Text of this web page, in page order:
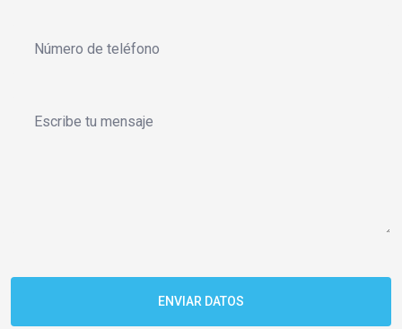
ENVIAR DATOS